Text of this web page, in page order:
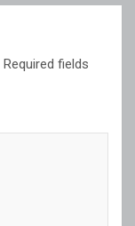
Required fields